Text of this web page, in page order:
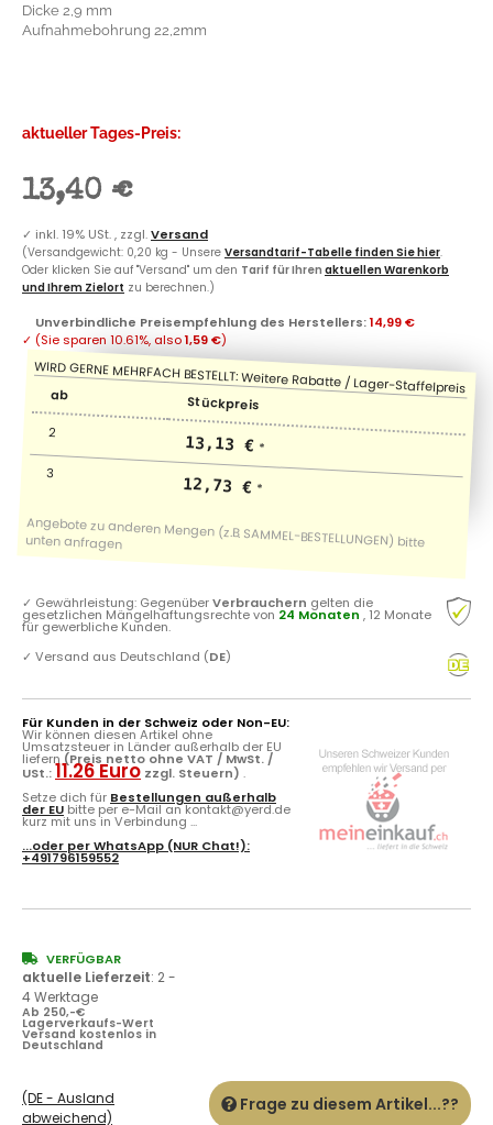
Dicke 2,9 mm
Aufnahmebohrung 22,2mm
aktueller Tages-Preis:
13,40 €
✓ inkl. 19% USt. , zzgl.Versand
(Versandgewicht: 0,20 kg - Unsere Versandtarif-Tabelle finden Sie hier.
Oder klicken Sie auf "Versand" um den Tarif für Ihren aktuellen Warenkorb
und Ihrem Zielort zu berechnen.)
Unverbindliche Preisempfehlung des Herstellers:14,99 €
✓ (Sie sparen 10.61%, also1,59 €)
ab Stückpreis
2
13,13 € *
3
12,73 € *
✓ Gewährleistung: GegenüberVerbrauchern gelten die
gesetzlichen Mängelhaftungsrechte von 24 Monaten , 12 Monate
für gewerbliche Kunden.
✓ Versand aus Deutschland (DE)
Für Kunden in der Schweiz oder Non-EU:
Wir können diesen Artikel ohne
Umsatzsteuer in Länder außerhalb der EU
liefern (Preis netto ohne VAT / MwSt. /
USt.:11.26 Euro zzgl. Steuern) .
Setze dich für Bestellungen außerhalb
der EU bitte per e-Mail an kontakt@yerd.de
kurz mit uns in Verbindung ...
...oder perWhatsApp (NUR Chat!):
+491796159552
VERFÜGBAR
aktuelle Lieferzeit: 2 -
4 Werktage
Ab 250,-€
Lagerverkaufs-Wert
Versand kostenlos in
Deutschland
(DE - Ausland
abweichend)
Frage zu diesem Artikel...??